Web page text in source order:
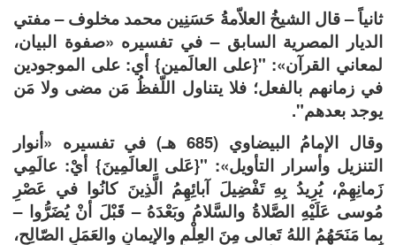
ثانياً – قال الشيخُ العلاّمةُ حَسَنِين محمد مخلوف – مفتي
الديار المصرية السابق – في تفسيره «صفوة البيان،
لمعاني القرآن»: "{على العالَمين} أي: على الموجودين
في زمانهم بالفعل؛ فلا يتناول اللّفظُ مَن مضى ولا مَن
يوجد بعدهم".
وقال الإمامُ البيضاوي (685 هـ) في تفسيره «أنوار
التنزيل وأسرار التأويل»: "{عَلى العالَمِينَ} أيْ: عالَمِي
زَمانِهِمْ، يُرِيدُ بِهِ تَفْضِيلَ آبائِهِمُ الَّذِينَ كانُوا في عَصْرِ
مُوسى عَلَيْهِ الصَّلاةُ والسَّلامُ وبَعْدَهُ – قَبْلَ أنْ يُضَرُّوا –
بِما مَنَحَهُمُ اللهُ تَعالى مِنَ العِلْمِ والإيمانِ والعَمَلِ الصّالِحِ،